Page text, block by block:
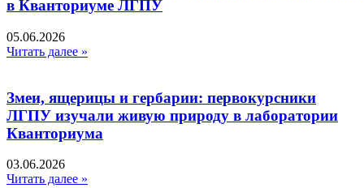
в Кванториуме ЛГПУ​
05.06.2026
Читать далее »
Змеи, ящерицы и гербарии: первокурсники
ЛГПУ изучали живую природу в лаборатории
Кванториума
03.06.2026
Читать далее »